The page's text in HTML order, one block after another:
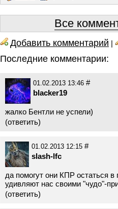
Все
Добавить комментарий |
Последние комментарии:
01.02.2013 13:46 #
blacker19
жалко Бентли не успели)
(ответить)
01.02.2013 12:15 #
slash-lfc
да помогут они КПР остаться
удивляют нас своими "чудо"-
(ответить)